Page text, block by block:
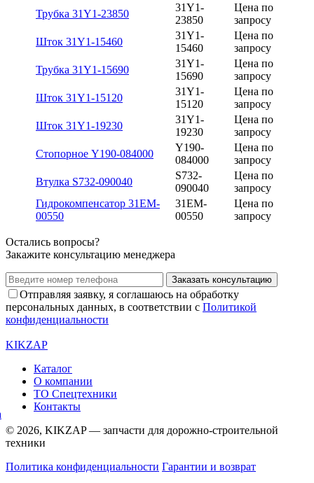
Трубка 31Y1-23850
31Y1-
23850
Цена по
запросу
Шток 31Y1-15460
31Y1-
15460
Цена по
запросу
Трубка 31Y1-15690
31Y1-
15690
Цена по
запросу
Шток 31Y1-15120
31Y1-
15120
Цена по
запросу
Шток 31Y1-19230
31Y1-
19230
Цена по
запросу
Стопорное Y190-084000
Y190-
084000
Цена по
запросу
Втулка S732-090040
S732-
090040
Цена по
запросу
Гидрокомпенсатор 31EM-
00550
31EM-
00550
Цена по
запросу
Остались вопросы?
Закажите консультацию менеджера
Заказать консультацию
Отправляя заявку, я соглашаюсь на обработку
персональных данных, в соответствии с Политикой
конфиденциальности
KIKZAP
Каталог
О компании
ТО Спецтехники
Контакты
© 2026, KIKZAP — запчасти для дорожно-строительной
техники
Политика конфиденциальности Гарантии и возврат